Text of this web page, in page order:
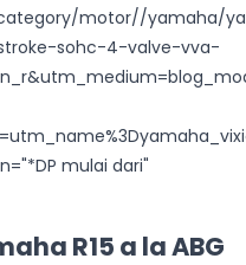
motor//yamaha/
sohc-4-valve-vva-
mulai dari"
R15 a la ABG